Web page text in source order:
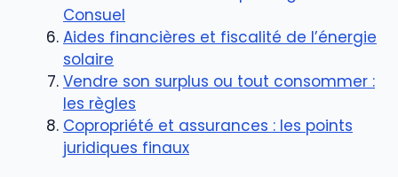
Consuel
Aides financières et fiscalité de l’énergie
solaire
Vendre son surplus ou tout consommer :
les règles
Copropriété et assurances : les points
juridiques finaux